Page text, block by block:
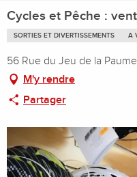
Cycles et Pêche :
SORTIES ET DIVERTISSEMENTS A
56 Rue du Jeu de la
M'y rendre
Partager